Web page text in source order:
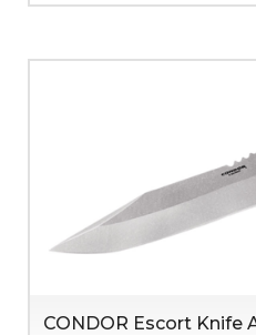
CONDOR Escort Knife